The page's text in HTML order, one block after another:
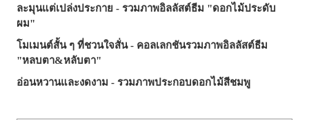
ละมุนแต่เปล่งประกาย - รวมภาพอิลลัสต์ธีม "ดอกไม้ประดับ
ผม"
โมเมนต์สั้น ๆ ที่ชวนใจสั่น - คอลเลกชันรวมภาพอิลลัสต์ธีม
"หลบตา&หลับตา"
อ่อนหวานและงดงาม - รวมภาพประกอบดอกไม้สีชมพู